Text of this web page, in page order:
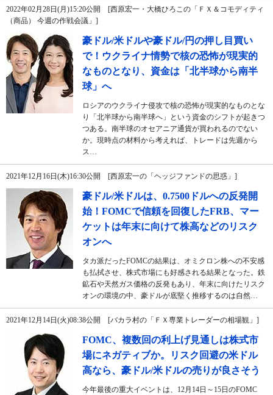
2022年02月28日(月)15:20公開 [西原宏一・大橋ひろこの「ＦＸ＆コモディティ
（商品） 今週の作戦会議」]
豪ドル/米ドルや豪ドル/円の押し目買い
で！ウクライナ情勢で核の恐怖が現実的
なものとなり、資金は「北半球から南半
球」へ
ロシアのウクライナ侵攻で核の恐怖が現実的なものとな
り「北半球から南半球へ」という資金のシフトが起きつ
つある。南半球のオセアニア通貨が買われるのでない
か。現時点の材料から考えれば、トレードは先週から
ス…
2021年12月16日(木)16:30公開 [西原宏一の「ヘッジファンドの思惑」]
豪ドル/米ドルは、0.7500ドルへの反発開
始！FOMCで信頼を回復したFRB、マー
ケットは年末に向けて株高などのリスク
オンへ
タカ派だったFOMCの結果は、オミクロン株への不安感
も払拭させ、株式市場にも好感される結果となった。鉄
鉱石や天然ガス価格の反発もあり、年末に向けたリスク
オンの環境の中、豪ドルが底堅く推移するのは自然…
2021年12月14日(火)08:38公開 [バカラ村の「ＦＸ専業トレーダーの相場観」]
FOMC、複数回の利上げ見通しは株式市
場にネガティブか。リスク回避の米ドル
高なら、豪ドル/米ドルの売りが良さそう
今年最後の重大イベントは、12月14日～15日のFOMC